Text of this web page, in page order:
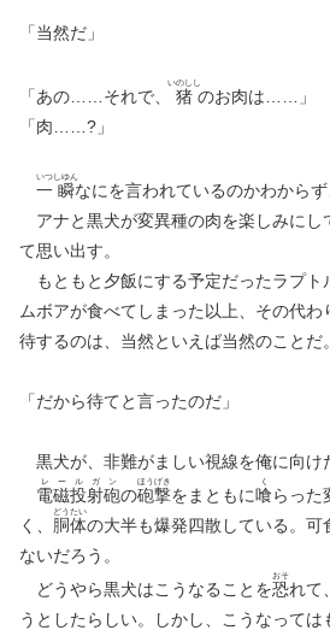
「当然だ」
「あの……それで、 猪
いのしし
のお肉は……」
「肉……?」
一
いつ
瞬
しゆん
なにを言われているのかわから
アナと黒犬が変異種の肉を楽しみにし
て思い出す。
もともと夕飯にする予定だったラプト
ムボアが食べてしまった以上、その代
待するのは、当然といえば当然のことだ。
「だから待てと言ったのだ」
黒犬が、非難がましい視線を俺に向け
電
レ
磁
ー
投
ル
射
ガ
砲
ン
の砲
ほう
撃
げき
をまともに喰
く
らった
く、 胴
どう
体
たい
の大半も爆発四散している。
ないだろう。
どうやら黒犬はこうなることを恐
おそ
れて
うとしたらしい。しかし、こうなっては